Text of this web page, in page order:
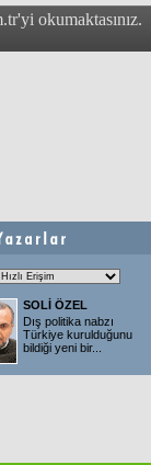
okumaktasınız.
SOLİ ÖZEL
Dış politika nabzı
Türkiye kurulduğunu
bildiği yeni bir...